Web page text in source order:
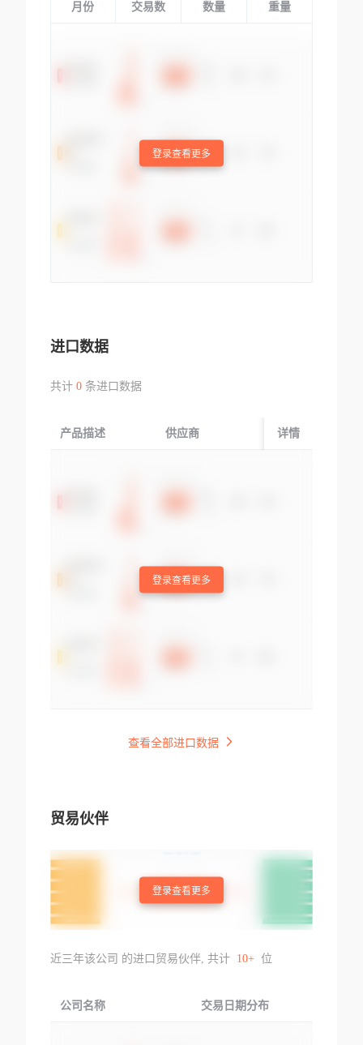
月份 交易数 数量 重量
登录查看更多
进口数据
共计 0条进口数据
产品描述 供应商 起运国/地区
详情
登录查看更多
查看全部进口数据
贸易伙伴
登录查看更多
近三年该公司 的进口贸易伙伴, 共计 10+ 位
公司名称 交易日期分布